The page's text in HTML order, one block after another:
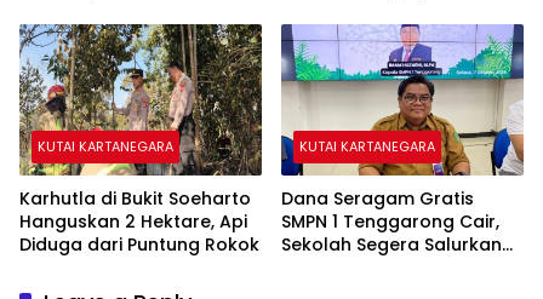
KUTAI KARTANEGARA
Karhutla di Bukit Soeharto
Hanguskan 2 Hektare, Api
Diduga dari Puntung Rokok
KUTAI KARTANEGARA
Dana Seragam Gratis
SMPN 1 Tenggarong Cair,
Sekolah Segera Salurkan